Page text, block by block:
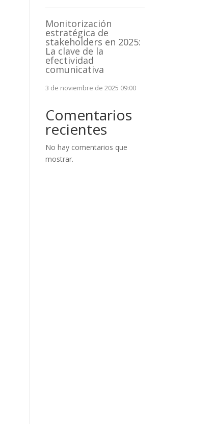
Monitorización
estratégica de
stakeholders en 2025:
La clave de la
efectividad
comunicativa
3 de noviembre de 2025 09:00
Comentarios
recientes
No hay comentarios que
mostrar.